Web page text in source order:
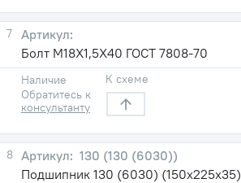
7
Болт М18Х1,5Х40 ГОСТ 7808-70
Наличие
Обратитесь к
консультанту
К схеме
8
130 (130 (6030))
Подшипник 130 (6030) (150х225х35)